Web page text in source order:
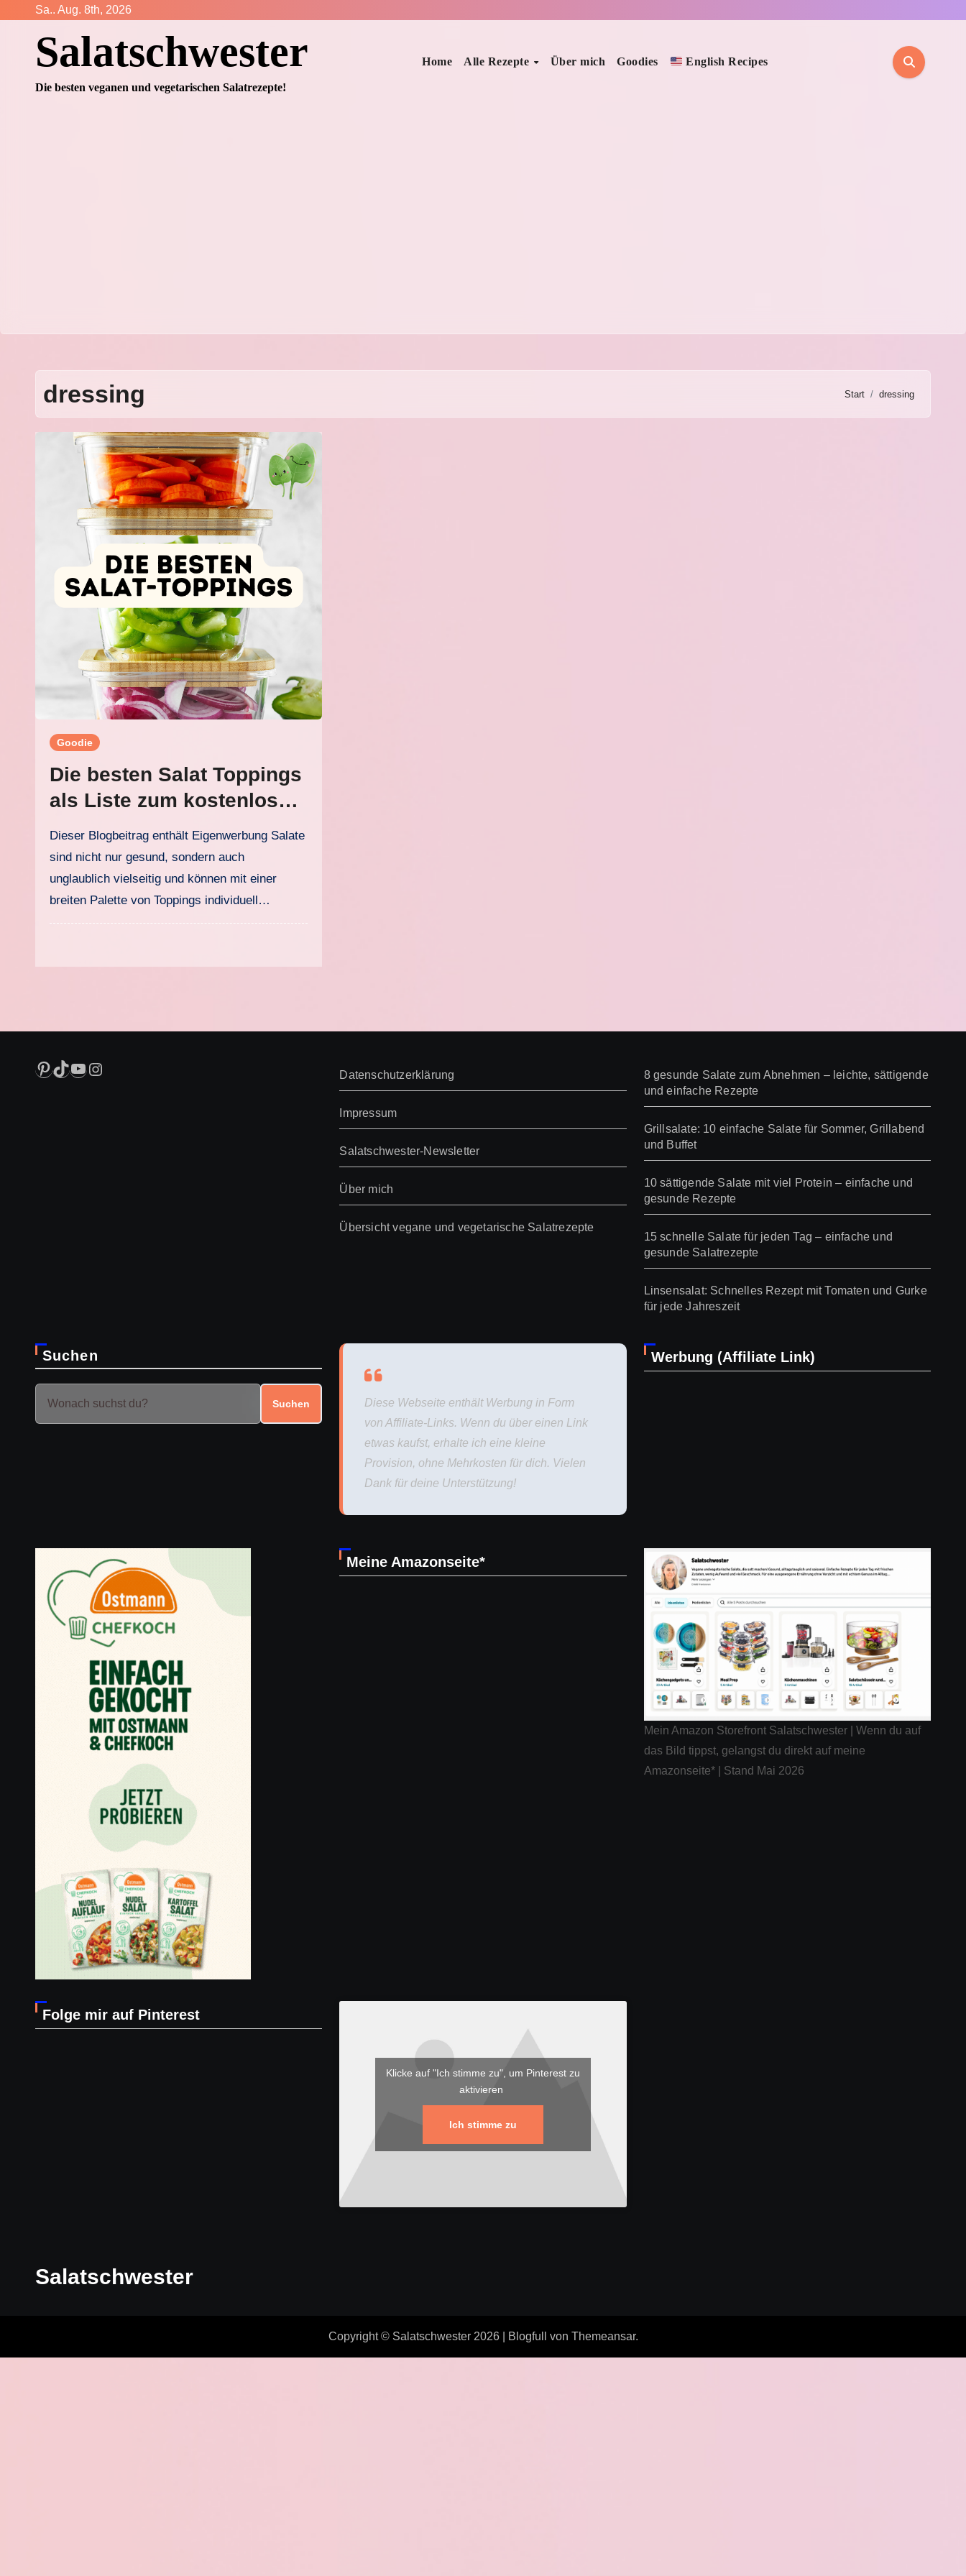
springen
Sa.. Aug. 8th, 2026
Salatschwester
Die besten veganen und vegetarischen Salatrezepte!
Home Alle Rezepte Über mich Goodies English Recipes
dressing Start dressing
Goodie
Die besten Salat Toppings
als Liste zum kostenlosen
Downloaden
Dieser Blogbeitrag enthält Eigenwerbung Salate
sind nicht nur gesund, sondern auch
unglaublich vielseitig und können mit einer
breiten Palette von Toppings individuell…
Pinterest
TikTok
YouTube
Instagram Datenschutzerklärung
Impressum
Salatschwester-Newsletter
Über mich
Übersicht vegane und vegetarische Salatrezepte
8 gesunde Salate zum Abnehmen – leichte, sättigende
und einfache Rezepte
Grillsalate: 10 einfache Salate für Sommer, Grillabend
und Buffet
10 sättigende Salate mit viel Protein – einfache und
gesunde Rezepte
15 schnelle Salate für jeden Tag – einfache und
gesunde Salatrezepte
Linsensalat: Schnelles Rezept mit Tomaten und Gurke
für jede Jahreszeit
Suchen
Suchen
Diese Webseite enthält Werbung in Form
von Affiliate-Links. Wenn du über einen Link
etwas kaufst, erhalte ich eine kleine
Provision, ohne Mehrkosten für dich. Vielen
Dank für deine Unterstützung!
Werbung (Affiliate Link)
Meine Amazonseite*
Mein Amazon Storefront Salatschwester | Wenn du auf
das Bild tippst, gelangst du direkt auf meine
Amazonseite* | Stand Mai 2026
Folge mir auf Pinterest
Klicke auf "Ich stimme zu", um Pinterest zu
aktivieren
Ich stimme zu
Salatschwester
Copyright © Salatschwester 2026 Blogfull von Themeansar.